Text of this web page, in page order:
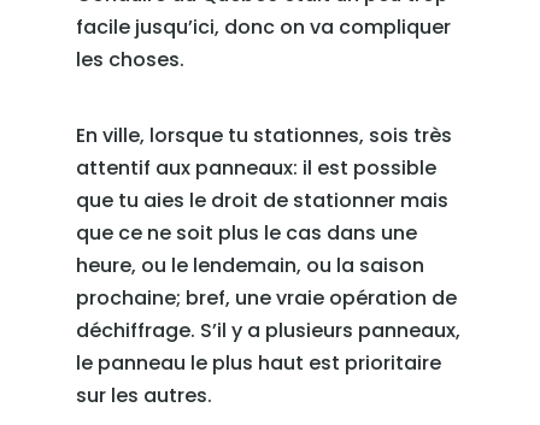
facile jusqu’ici, donc on va compliquer
les choses.
En ville, lorsque tu stationnes, sois très
attentif aux panneaux: il est possible
que tu aies le droit de stationner mais
que ce ne soit plus le cas dans une
heure, ou le lendemain, ou la saison
prochaine; bref, une vraie opération de
déchiffrage. S’il y a plusieurs panneaux,
le panneau le plus haut est prioritaire
sur les autres.